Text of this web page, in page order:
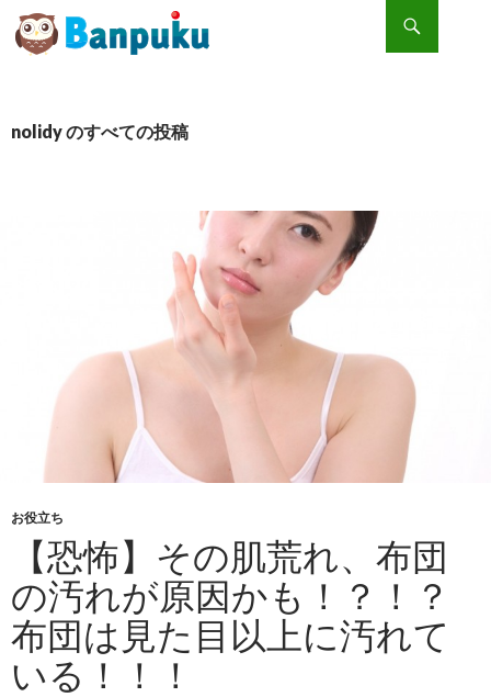
検索
コンテンツへスキップ
nolidy のすべての投稿
お役立ち
【恐怖】その肌荒れ、布団
の汚れが原因かも！？！？
布団は見た目以上に汚れて
いる！！！